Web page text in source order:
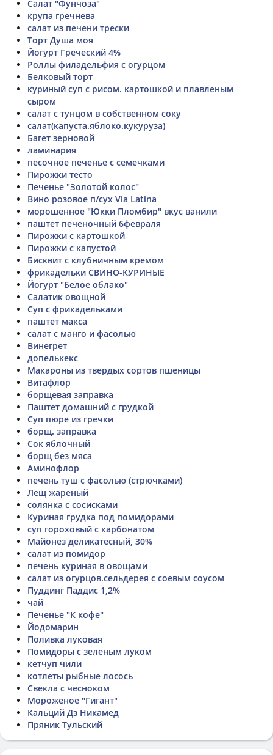
Салат "Фунчоза"
крупа гречнева
салат из печени трески
Торт Душа моя
Йогурт Греческий 4%
Роллы филадельфия с огурцом
Белковый торт
куриный суп с рисом. картошкой и плавленым
сыром
салат с тунцом в собственном соку
салат(капуста.яблоко.кукуруза)
Багет зерновой
ламинария
песочное печенье с семечками
Пирожки тесто
Печенье "Золотой колос"
Вино розовое п/сух Via Latina
морошенное "Юкки Пломбир" вкус ванили
паштет печеночный 6февраля
Пирожки с картошкой
Пирожки с капустой
Бисквит с клубничным кремом
фрикадельки СВИНО-КУРИНЫЕ
Йогурт "Белое облако"
Салатик овощной
Суп с фрикадельками
паштет макса
салат с манго и фасолью
Винегрет
допелькекс
Макароны из твердых сортов пшеницы
Витафлор
борщевая заправка
Паштет домашний с грудкой
Суп пюре из гречки
борщ. заправка
Сок яблочный
борщ без мяса
Аминофлор
печень туш с фасолью (стрючками)
Лещ жареный
солянка с сосисками
Куриная грудка под помидорами
суп гороховый с карбонатом
Майонез деликатесный, 30%
салат из помидор
печень куриная в овощами
салат из огурцов.сельдерея с соевым соусом
Пуддинг Паддис 1,2%
чай
Печенье "К кофе"
Йодомарин
Поливка луковая
Помидоры с зеленым луком
кетчуп чили
котлеты рыбные лосось
Свекла с чесноком
Мороженое "Гигант"
Кальций Дз Никамед
Пряник Тульский